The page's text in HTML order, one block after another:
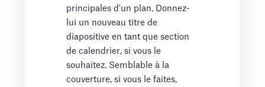
principales d'un plan. Donnez-
lui un nouveau titre de
diapositive en tant que section
de calendrier, si vous le
souhaitez. Semblable à la
couverture, si vous le faites,